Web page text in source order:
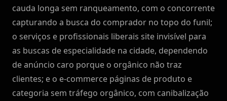
cauda longa sem ranqueamento, com o concorrente
capturando a busca do comprador no topo do funil;
o serviços e profissionais liberais site invisível para
as buscas de especialidade na cidade, dependendo
de anúncio caro porque o orgânico não traz
clientes; e o e-commerce páginas de produto e
categoria sem tráfego orgânico, com canibalização